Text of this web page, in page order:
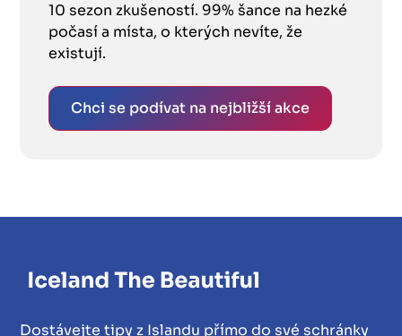
10 sezon zkušeností. 99% šance na hezké
počasí a místa, o kterých nevíte, že
existují.
Chci se podívat na nejbližší akce
Dostávejte tipy z Islandu přímo do své schránky